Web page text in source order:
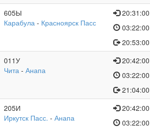
605Ы
Карабула - Красноярск Пасс
20:31:00
03:22:00
20:53:00
011У
Чита - Анапа
20:42:00
03:22:00
21:04:00
205И
Иркутск Пасс. - Анапа
20:42:00
03:22:00